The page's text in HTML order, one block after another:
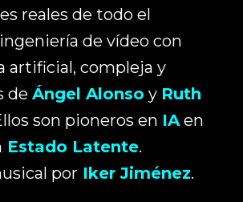
reales de todo el
de vídeo con
artificial, compleja y
de Ángel Alonso y Ruth
son pioneros en IAen
Estado Latente.
por Iker Jiménez.